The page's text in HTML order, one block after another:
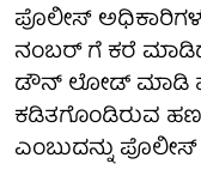
ಪೊಲೀಸ್
ನಂಬರ್ ಗೆ ಕರೆ
ಡೌನ್ ಲೋಡ್ ಮಾಡಿ
ಕಡಿತಗೊಂಡಿರುವ
ಎಂಬುದನ್ನು ಪೊಲೀಸ್